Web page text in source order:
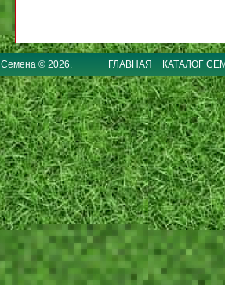
Семена © 2026. ГЛАВНАЯ КАТАЛОГ